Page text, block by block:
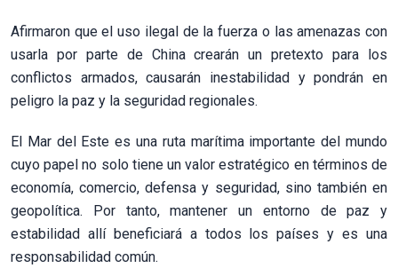
Afirmaron que el uso ilegal de la fuerza o las amenazas con
usarla por parte de China crearán un pretexto para los
conflictos armados, causarán inestabilidad y pondrán en
peligro la paz y la seguridad regionales.
El Mar del Este es una ruta marítima importante del mundo
cuyo papel no solo tiene un valor estratégico en términos de
economía, comercio, defensa y seguridad, sino también en
geopolítica. Por tanto, mantener un entorno de paz y
estabilidad allí beneficiará a todos los países y es una
responsabilidad común.